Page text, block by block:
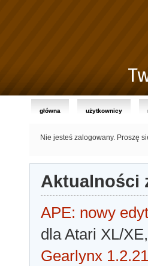
główna użytkownicy
Nie jesteś zalogowany. Proszę
Aktualności
APE: nowy
dla Atari XL/
Gearlynx 1.2.21